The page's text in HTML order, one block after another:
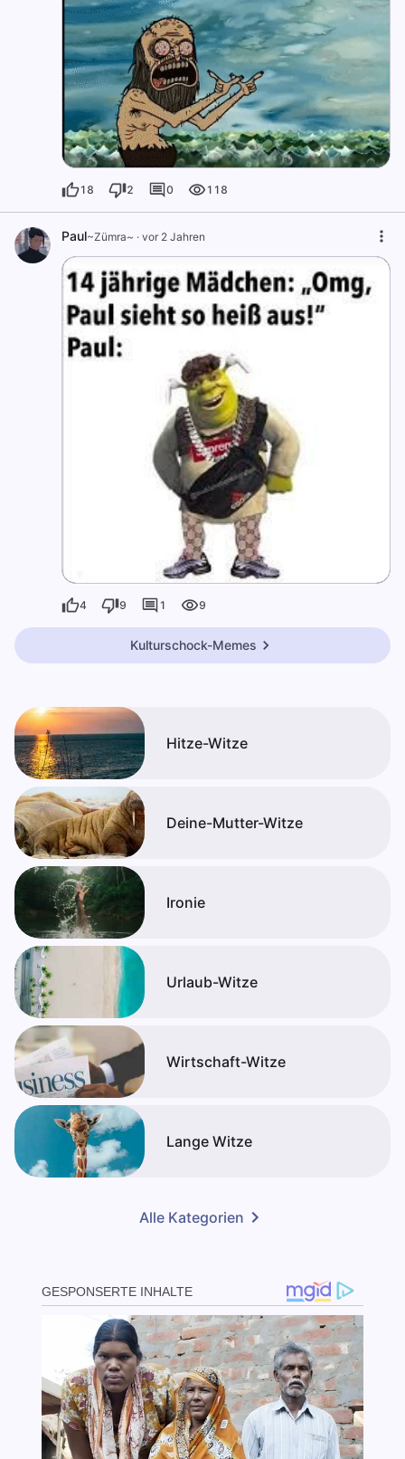
18 2 0 118
Paul~Zümra~ · vor 2 Jahren
4 9 1 9
Kulturschock-Memes
Hitze-Witze
Deine-Mutter-Witze
Ironie
Urlaub-Witze
Wirtschaft-Witze
Lange Witze
Alle Kategorien